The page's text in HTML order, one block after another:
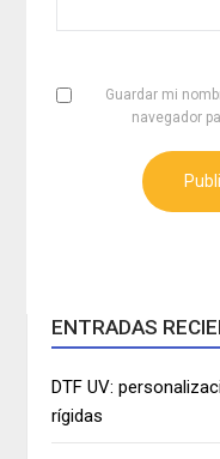
Guardar mi
navegador
ENTRADAS
DTF UV:
rígidas